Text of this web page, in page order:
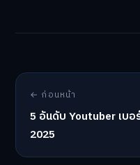
← ก่อนหน้า
5 อันดับ Youtuber เบอ
2025